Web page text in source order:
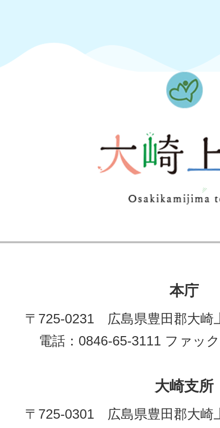
本庁
〒725-0231 広島県豊田郡大崎
電話：0846-65-3111 ファッ
大崎支所
〒725-0301 広島県豊田郡大崎